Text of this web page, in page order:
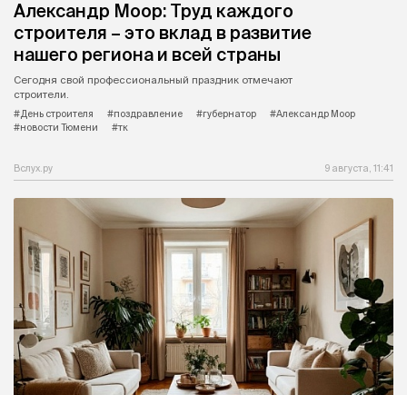
Александр Моор: Труд каждого
строителя – это вклад в развитие
нашего региона и всей страны
Сегодня свой профессиональный праздник отмечают
строители.
#День строителя
#поздравление #губернатор
#Александр Моор
#новости Тюмени
#тк
Вслух.ру 9 августа, 11:41